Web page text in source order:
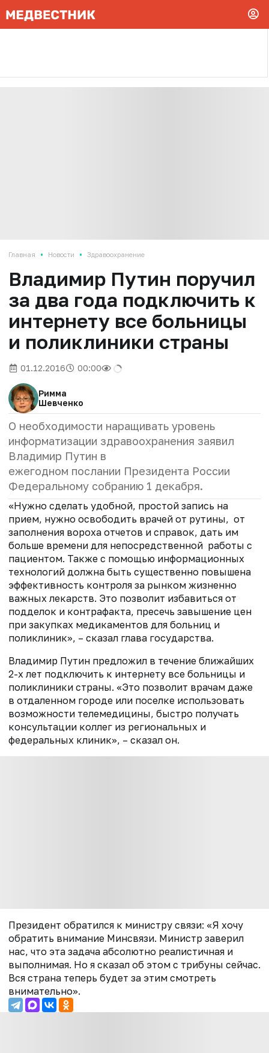
Главная • Новости • Здравоохранение
Владимир Путин поручил
за два года подключить к
интернету все больницы
и поликлиники страны
01.12.2016 00:00
Римма
Шевченко
О необходимости наращивать уровень
информатизации здравоохранения заявил
Владимир Путин в
ежегодном послании Президента России
Федеральному собранию 1 декабря.
«Нужно сделать удобной, простой запись на
прием, нужно освободить врачей от рутины, от
заполнения вороха отчетов и справок, дать им
больше времени для непосредственной работы с
пациентом. Также с помощью информационных
технологий должна быть существенно повышена
эффективность контроля за рынком жизненно
важных лекарств. Это позволит избавиться от
подделок и контрафакта, пресечь завышение цен
при закупках медикаментов для больниц и
поликлиник», – сказал глава государства.
Владимир Путин предложил в течение ближайших
2-х лет подключить к интернету все больницы и
поликлиники страны. «Это позволит врачам даже
в отдаленном городе или поселке использовать
возможности телемедицины, быстро получать
консультации коллег из региональных и
федеральных клиник», – сказал он.
Президент обратился к министру связи: «Я хочу
обратить внимание Минсвязи. Министр заверил
нас, что эта задача абсолютно реалистичная и
выполнимая. Но я сказал об этом с трибуны сейчас.
Вся страна теперь будет за этим смотреть
внимательно».